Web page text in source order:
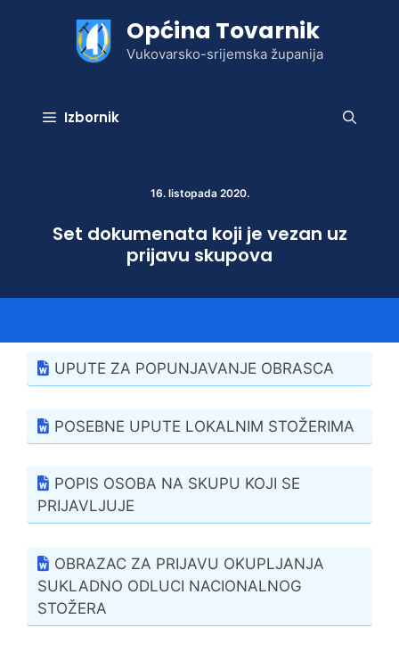
Općina Tovarnik
Vukovarsko-srijemska županija
Izbornik
16. listopada 2020.
Set dokumenata koji je vezan uz
prijavu skupova
UPUTE ZA POPUNJAVANJE OBRASCA
POSEBNE UPUTE LOKALNIM STOŽERIMA
POPIS OSOBA NA SKUPU KOJI SE
PRIJAVLJUJE
OBRAZAC ZA PRIJAVU OKUPLJANJA
SUKLADNO ODLUCI NACIONALNOG
STOŽERA